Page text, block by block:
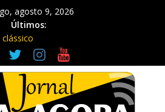
agosto 9, 2026
Últimos:
por maus-tratos são presos em
ao ar livre e educação ambiental
em vários celulares antigos em